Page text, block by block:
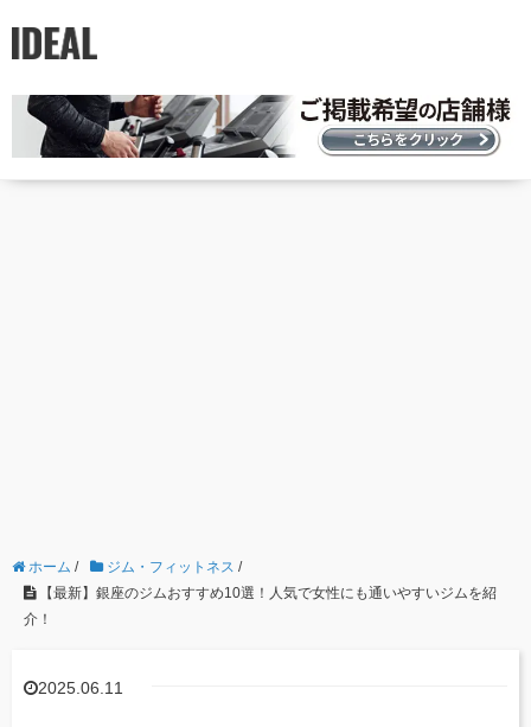
ホーム / ジム・フィットネス /
【最新】銀座のジムおすすめ10選！人気で女性にも通いやすいジムを紹
介！
2025.06.11